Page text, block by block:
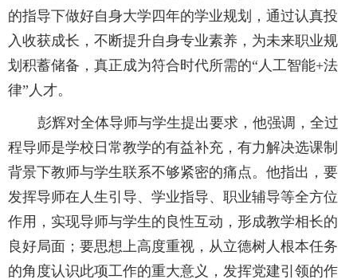
的指导下做好自身大学四年的学业规划，通过认真投
入收获成长，不断提升自身专业素养，为未来职业规
划积蓄储备，真正成为符合时代所需的“人工智能+法
律”人才。
彭辉对全体导师与学生提出要求，他强调，全过
程导师是学校日常教学的有益补充，有力解决选课制
背景下教师与学生联系不够紧密的痛点。他指出，要
发挥导师在人生引导、学业指导、职业辅导等全方位
作用，实现导师与学生的良性互动，形成教学相长的
良好局面；要思想上高度重视，从立德树人根本任务
的角度认识此项工作的重大意义，发挥党建引领的作